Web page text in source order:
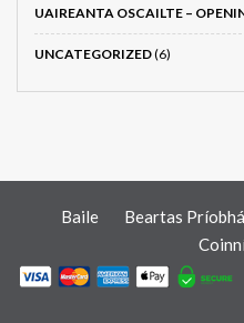
UAIREANTA OSCAILTE –
UNCATEGORIZED(6)
Baile Beartas